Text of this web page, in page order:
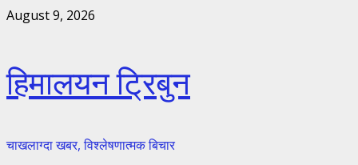
Skip
August 9, 2026
हिमालयन ट्रिबुन
चाखलाग्दा खबर, विश्लेषणात्मक बिचार